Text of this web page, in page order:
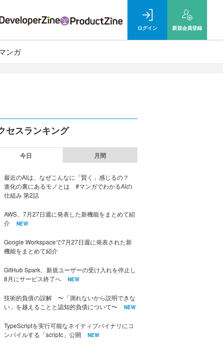
ログイン 新規会員登録
ンガ
セスランキング
今日 月間
最近のAIは、なぜこんなに「賢く」感じるの？
進化の裏にあるモノとは #マンガでわかるAIの
仕組み 第2話
AWS、7月27日週に発表した新機能をまとめて紹
介
NEW
Google Workspaceで7月27日週に発表された新
機能をまとめて紹介
GitHub Spark、新規ユーザーの受け入れを停止し
8月にサービス終了へ
NEW
技術的負債の誤解 〜「測れないから説明できな
い」を越えることと認知的負債について〜
NEW
TypeScriptを実行可能なネイティブバイナリにコ
ンパイルする「scriptc」公開
NEW